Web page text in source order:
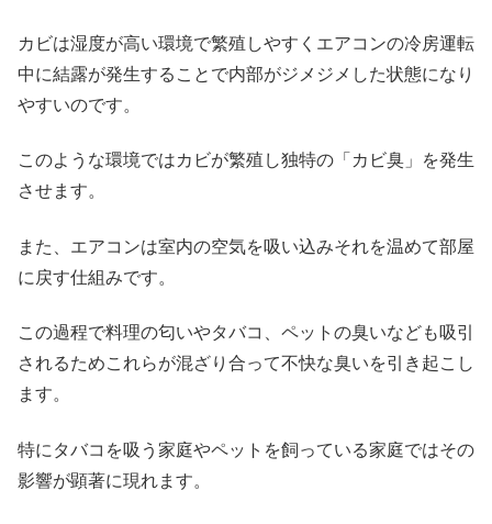
カビは湿度が高い環境で繁殖しやすくエアコンの冷房運転
中に結露が発生することで内部がジメジメした状態になり
やすいのです。
このような環境ではカビが繁殖し独特の「カビ臭」を発生
させます。
また、エアコンは室内の空気を吸い込みそれを温めて部屋
に戻す仕組みです。
この過程で料理の匂いやタバコ、ペットの臭いなども吸引
されるためこれらが混ざり合って不快な臭いを引き起こし
ます。
特にタバコを吸う家庭やペットを飼っている家庭ではその
影響が顕著に現れます。